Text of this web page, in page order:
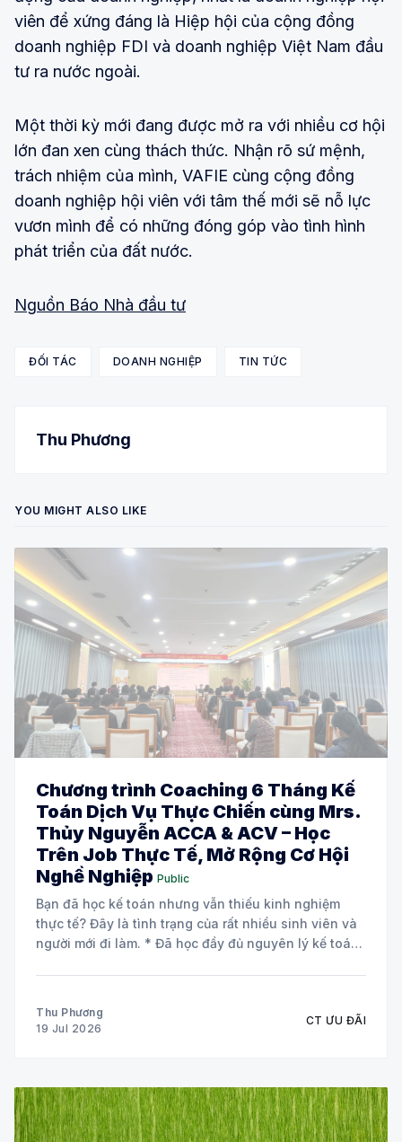
viên để xứng đáng là Hiệp hội của cộng đồng
doanh nghiệp FDI và doanh nghiệp Việt Nam đầu
tư ra nước ngoài.
Một thời kỳ mới đang được mở ra với nhiều cơ hội
lớn đan xen cùng thách thức. Nhận rõ sứ mệnh,
trách nhiệm của mình, VAFIE cùng cộng đồng
doanh nghiệp hội viên với tâm thế mới sẽ nỗ lực
vươn mình để có những đóng góp vào tình hình
phát triển của đất nước.
Nguồn Báo Nhà đầu tư
ĐỐI TÁC DOANH NGHIỆP TIN TỨC
Thu Phương
YOU MIGHT ALSO LIKE
Chương trình Coaching 6 Tháng Kế
Toán Dịch Vụ Thực Chiến cùng Mrs.
Thủy Nguyễn ACCA & ACV – Học
Trên Job Thực Tế, Mở Rộng Cơ Hội
Nghề Nghiệp Public
Bạn đã học kế toán nhưng vẫn thiếu kinh nghiệm
thực tế? Đây là tình trạng của rất nhiều sinh viên và
người mới đi làm. * Đã học đầy đủ nguyên lý kế toán
Thu Phương
19 Jul 2026
CT ƯU ĐÃI